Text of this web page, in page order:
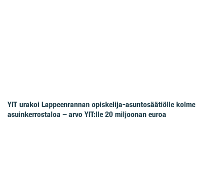
YIT urakoi Lappeenrannan opiskelija-asuntosäätiölle kolme
asuinkerrostaloa – arvo YIT:lle 20 miljoonan euroa